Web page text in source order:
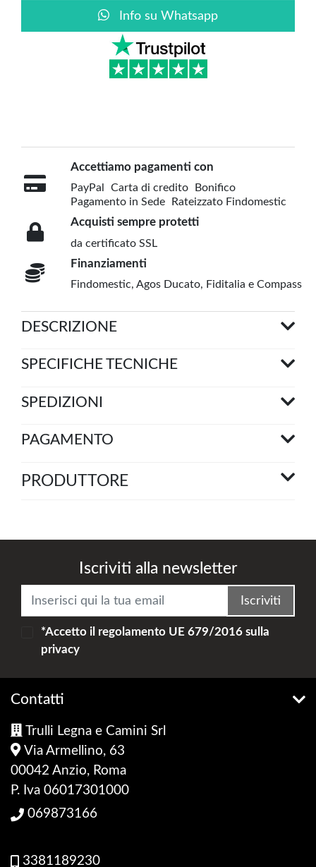
Info su Whatsapp
Accettiamo pagamenti con
PayPal Carta di credito
Bonifico
Pagamento in Sede
Rateizzato Findomestic
Acquisti sempre protetti
da certificato SSL
Finanziamenti
Findomestic, Agos Ducato, Fiditalia e Compass
DESCRIZIONE
SPECIFICHE TECNICHE
SPEDIZIONI
PAGAMENTO
PRODUTTORE
Iscriviti alla newsletter
Iscriviti
*Accetto il regolamento UE 679/2016sulla
privacy
Contatti
Trulli Legna e Camini Srl
Via Armellino, 63
00042 Anzio, Roma
P. Iva 06017301000
069873166
3381189230